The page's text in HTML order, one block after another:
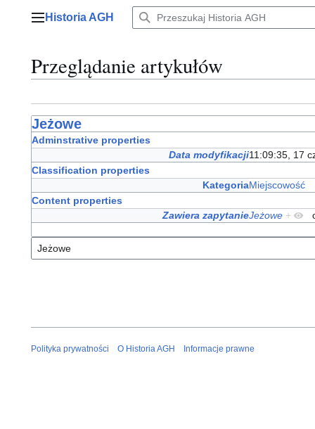
Menu główne
Historia AGH
Przeglądanie artykułów
Jeżowe
Adminstrative properties
Data modyfikacji11:09:35, 17
Classification properties
KategoriaMiejscowość
Content properties
Zawiera zapytanieJeżowe +
Polityka prywatności O Historia AGH Informacje prawne